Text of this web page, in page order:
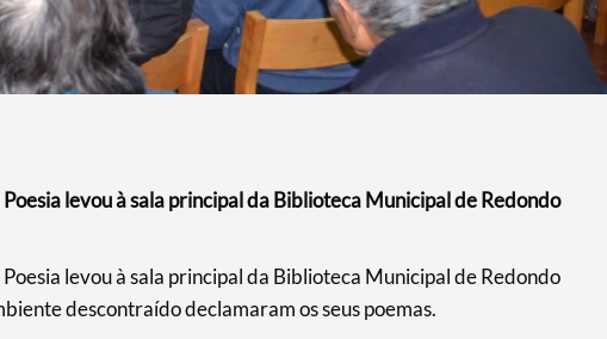
levou à sala principal da Biblioteca Municipal de Redondo
levou à sala principal da Biblioteca Municipal de Redondo
descontraído declamaram os seus poemas.